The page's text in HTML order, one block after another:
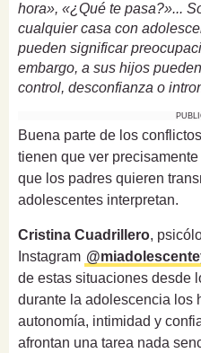
hora», «¿Qué te pasa?»...
cualquier casa con
pueden significar
embargo, a sus hijos
control, desconfianza o
Buena parte de los
tienen que ver
que los padres quieren
adolescentes interpretan.
Cristina Cuadrillero,
Instagram
de estas situaciones desde
durante la adolescencia los
autonomía, intimidad y
afrontan una tarea nada